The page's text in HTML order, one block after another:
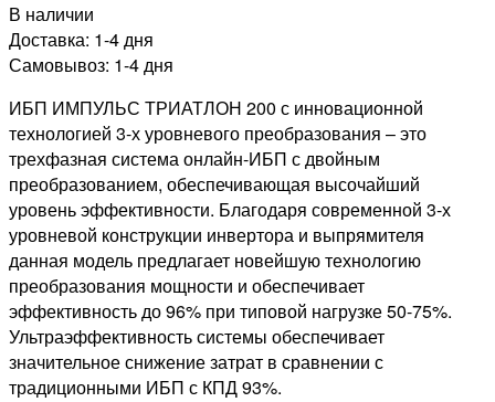
В наличии
Доставка: 1-4 дня
Самовывоз: 1-4 дня
ИБП ИМПУЛЬС ТРИАТЛОН 200 с инновационной
технологией 3-х уровневого преобразования – это
трехфазная система онлайн-ИБП с двойным
преобразованием, обеспечивающая высочайший
уровень эффективности. Благодаря современной 3-х
уровневой конструкции инвертора и выпрямителя
данная модель предлагает новейшую технологию
преобразования мощности и обеспечивает
эффективность до 96% при типовой нагрузке 50-75%.
Ультраэффективность системы обеспечивает
значительное снижение затрат в сравнении с
традиционными ИБП с КПД 93%.